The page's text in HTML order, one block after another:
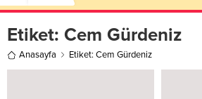
Etiket: Cem Gürdeniz
Anasayfa Etiket: Cem Gürdeniz